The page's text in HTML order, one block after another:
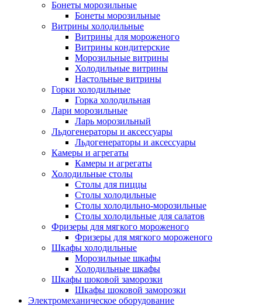
Бонеты морозильные
Бонеты морозильные
Витрины холодильные
Витрины для мороженого
Витрины кондитерские
Морозильные витрины
Холодильные витрины
Настольные витрины
Горки холодильные
Горка холодильная
Лари морозильные
Ларь морозильный
Льдогенераторы и аксессуары
Льдогенераторы и аксессуары
Камеры и агрегаты
Камеры и агрегаты
Холодильные столы
Столы для пиццы
Столы холодильные
Столы холодильно-морозильные
Столы холодильные для салатов
Фризеры для мягкого мороженого
Фризеры для мягкого мороженого
Шкафы холодильные
Mорозильные шкафы
Холодильные шкафы
Шкафы шоковой заморозки
Шкафы шоковой заморозки
Электромеханическое оборудование